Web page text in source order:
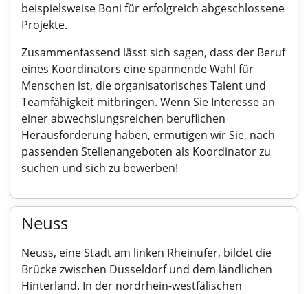
beispielsweise Boni für erfolgreich abgeschlossene
Projekte.
Zusammenfassend lässt sich sagen, dass der Beruf
eines Koordinators eine spannende Wahl für
Menschen ist, die organisatorisches Talent und
Teamfähigkeit mitbringen. Wenn Sie Interesse an
einer abwechslungsreichen beruflichen
Herausforderung haben, ermutigen wir Sie, nach
passenden Stellenangeboten als Koordinator zu
suchen und sich zu bewerben!
Neuss
Neuss, eine Stadt am linken Rheinufer, bildet die
Brücke zwischen Düsseldorf und dem ländlichen
Hinterland. In der nordrhein-westfälischen